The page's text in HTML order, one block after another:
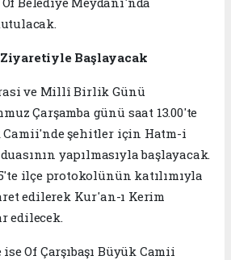
Başlayacak
ve Millî Birlik Günü
Çarşamba günü saat 13.00'te
Camii'nde şehitler için Hatm-i
yapılmasıyla başlayacak.
ilçe protokolünün katılımıyla
edilerek Kur'an-ı Kerim
edilecek.
Of Çarşıbaşı Büyük Camii